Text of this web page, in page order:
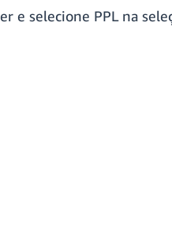
e selecione PPL na